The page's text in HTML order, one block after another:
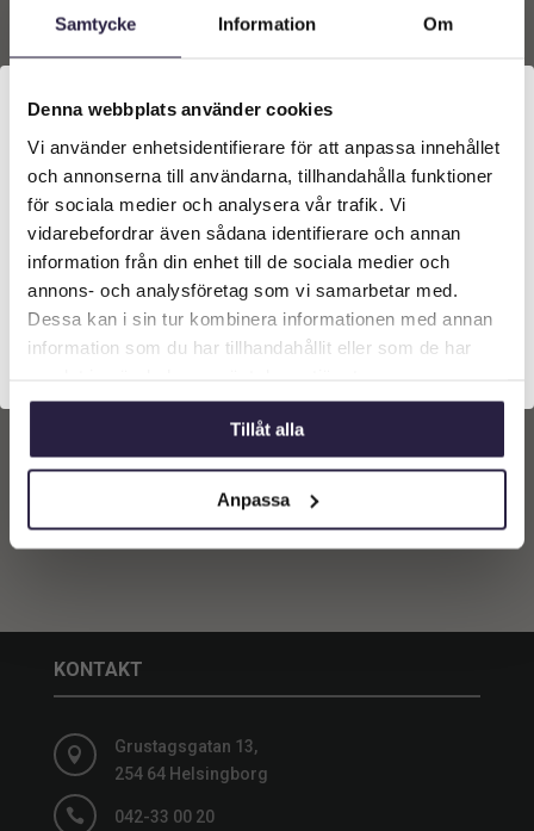
Samtycke Information Om
Denna webbplats använder cookies
Vi använder enhetsidentifierare för att anpassa innehållet
och annonserna till användarna, tillhandahålla funktioner
för sociala medier och analysera vår trafik. Vi
vidarebefordrar även sådana identifierare och annan
information från din enhet till de sociala medier och
annons- och analysföretag som vi samarbetar med.
Dessa kan i sin tur kombinera informationen med annan
information som du har tillhandahållit eller som de har
Tillåt alla
Anpassa
Karaff | NOMI Klar
Ø15xH32 cm
Från:369 kr
KONTAKT

Grustagsgatan 13,
254 64 Helsingborg
 042-33 00 20
Välkommen till Webflower
Vilken typ av kund är du? Du kan alltid justera ditt val
längst upp på sidan.
Företagskund (exkl. moms)
Privatkund (inkl. moms)